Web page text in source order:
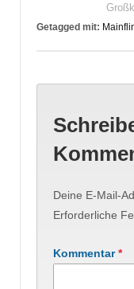
Getagged mit:
Deine E-Mail-
Erforderliche
Kommentar*